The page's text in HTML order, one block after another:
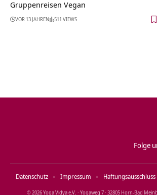
Gruppenreisen Vegan
VOR 13 JAHREN 511 VIEWS
Folge
© 2026 Yoga Vidya e.V. · Yogaweg 7 · 32805 Horn‑Bad
Datenschutz Impressum Haftungsausschluss